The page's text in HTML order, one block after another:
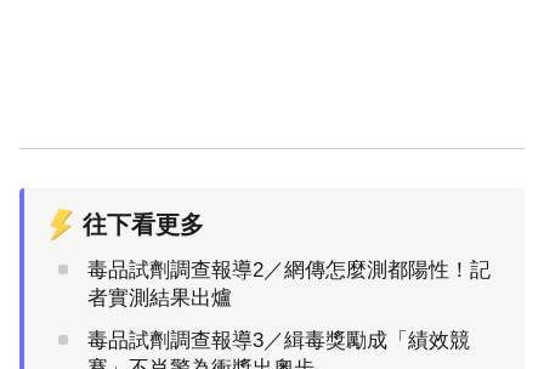
往下看更多
毒品試劑調查報導2／網傳怎麼測都陽性！記
者實測結果出爐
毒品試劑調查報導3／緝毒獎勵成「績效競